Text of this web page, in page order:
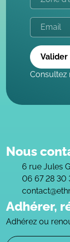
Valider
Consultez
Nous
6 rue Jules
06 67 28 30
Adhérer,
Adhérez ou